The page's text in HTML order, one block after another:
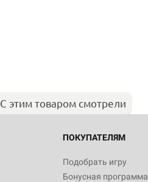
С этим товаром смотрели
ПОКУПАТЕЛЯМ
Подобрать игру
Бонусная программа